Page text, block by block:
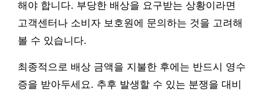
해야 합니다. 부당한 배상을 요구받는 상황이라면
고객센터나 소비자 보호원에 문의하는 것을 고려해
볼 수 있습니다.
최종적으로 배상 금액을 지불한 후에는 반드시 영수
증을 받아두세요. 추후 발생할 수 있는 분쟁을 대비